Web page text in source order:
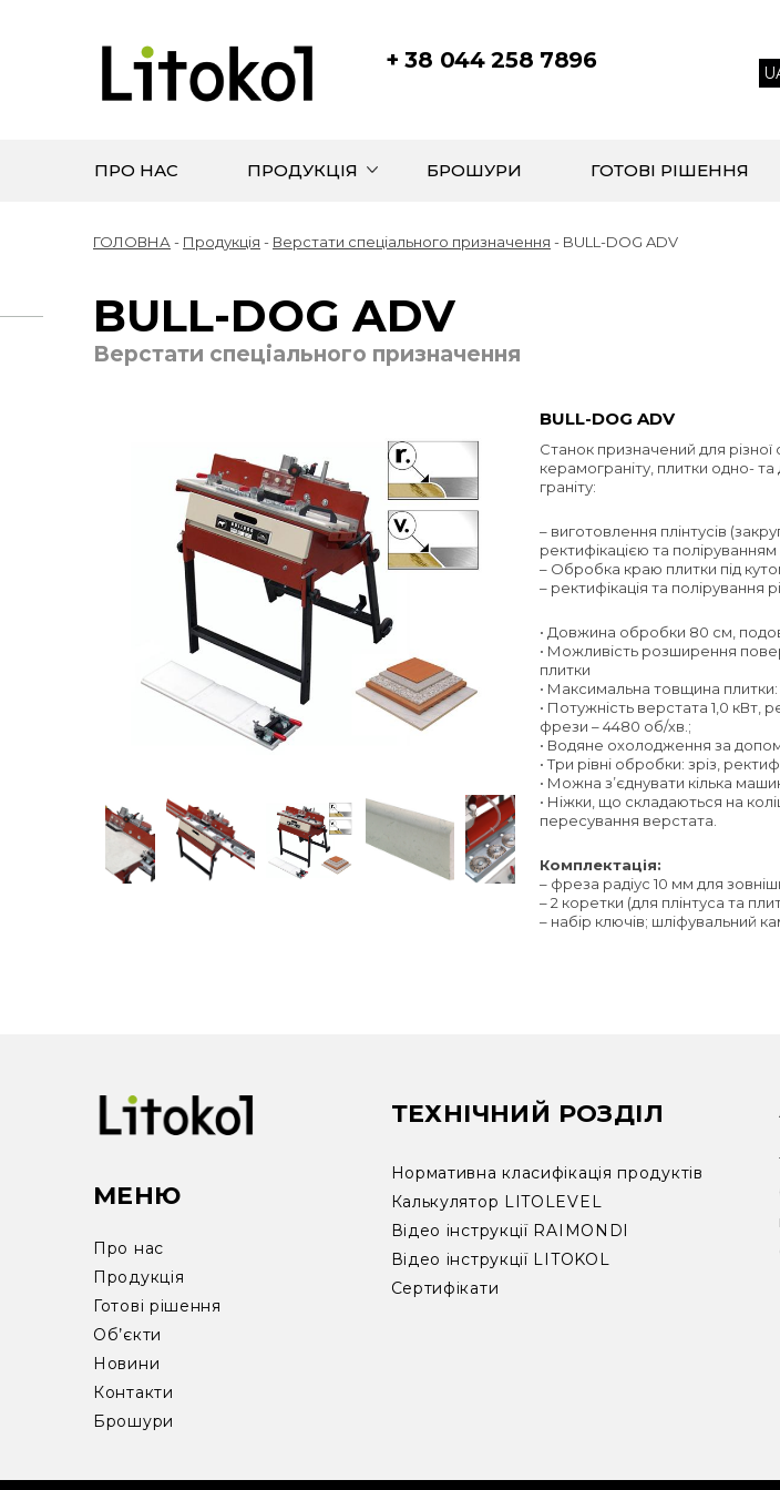
+ 38 044 258 7896
ПРО НАС ПРОДУКЦІЯ БРОШУРИ ГОТОВІ РІШЕННЯ
ГОЛОВНА - Продукція - Верстати спеціального призначення - BULL-DOG ADV
BULL-DOG ADV
Верстати спеціального призначення
BULL-DOG ADV
Станок призначений для
керамограніту, плитки одно-
граніту:
– виготовлення плінтусів
ректифікацією та
– Обробка краю плитки під
– ректифікація та полірування
• Довжина обробки 80 см,
• Можливість розширення
плитки
• Максимальна товщина
• Потужність верстата 1,0 кВт,
фрези – 4480 об/хв.;
• Водяне охолодження за
• Три рівні обробки: зріз,
• Можна з’єднувати кілька
• Ніжки, що складаються на
пересування верстата.
Комплектація:
– фреза радіус 10 мм для
– 2 коретки (для плінтуса та
– набір ключів; шліфувальний
МЕНЮ
Про нас
Продукція
Готові рішення
Об’єкти
Новини
Контакти
Брошури
ТЕХНІЧНИЙ РОЗДІЛ
Нормативна класифікація продуктів
Калькулятор LITOLEVEL
Відео інструкції RAIMONDI
Відео інструкції LITOKOL
Сертифікати